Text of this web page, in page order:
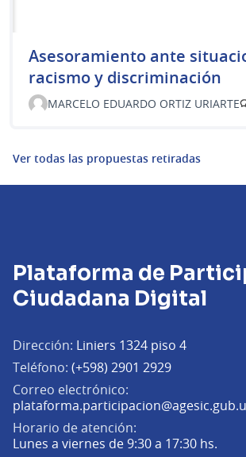
Asesoramiento ante
racismo y discriminación
MARCELO EDUARDO ORTIZ URIARTE
Ver todas las propuestas retiradas
Plataforma de
Ciudadana Digital
Dirección: Liniers 1324 piso 4
Teléfono: (+598) 2901 2929
Correo electrónico:
Horario de atención:
Lunes a viernes de 9:30 a 17:30 hs.